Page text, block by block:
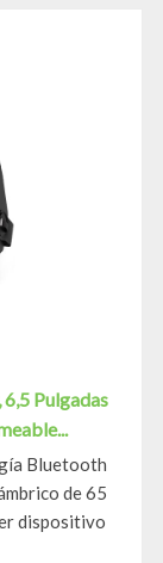
Pulgadas
Bluetooth
de 65
dispositivo